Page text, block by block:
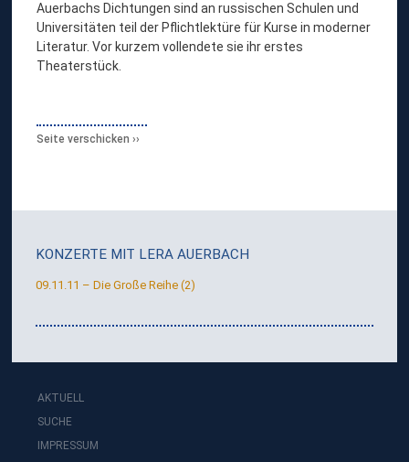
Auerbachs Dichtungen sind an russischen Schulen und
Universitäten teil der Pflichtlektüre für Kurse in moderner
Literatur. Vor kurzem vollendete sie ihr erstes
Theaterstück.
KONZERTE MIT LERA AUERBACH
09.11.11 – Die Große Reihe (2)
Seite verschicken
AKTUELL
SUCHE
IMPRESSUM